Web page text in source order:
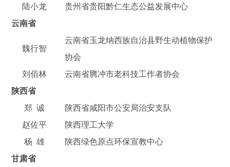
陆小龙
贵州省贵阳黔仁生态公益发展中心
云南省
魏行智
云南省玉龙纳西族自治县野生动植物保护
协会
刘佰林
云南省腾冲市老科技工作者协会
陕西省
郑 诚
陕西省咸阳市公安局治安支队
赵佐平
陕西理工大学
杨 雄
陕西绿色原点环保宣教中心
甘肃省